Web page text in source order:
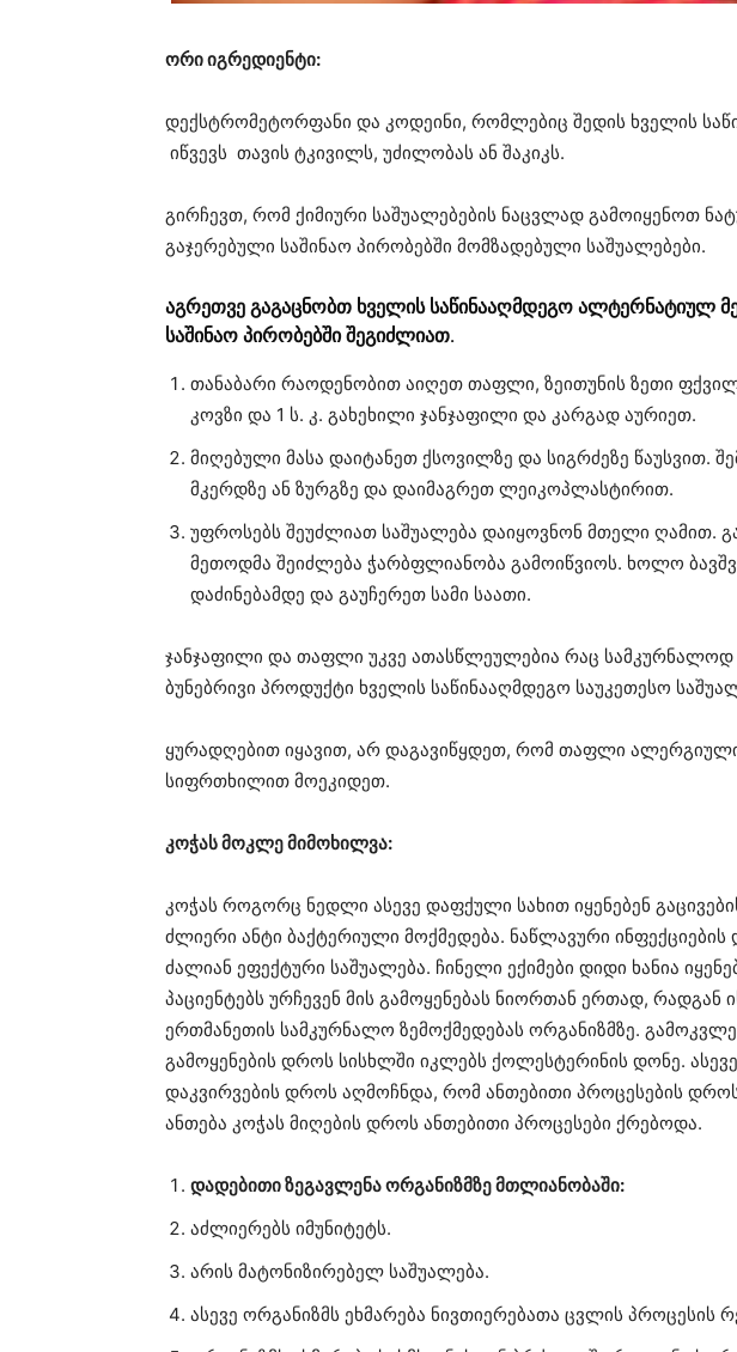
ორი იგრედიენტი:
დექსტრომეტორფანი და კოდეინი, რომლებიც შედის ხველის
იწვევს თავის ტკივილს, უძილობას ან შაკიკს.
გირჩევთ, რომ ქიმიური საშუალებების ნაცვლად გამოიყენოთ
გაჯერებული საშინაო პირობებში მომზადებული საშუალებები.
აგრეთვე გაგაცნობთ ხველის საწინააღმდეგო ალტერნატიულ
საშინაო პირობებში შეგიძლიათ.
თანაბარი რაოდენობით აიღეთ თაფლი, ზეითუნის ზეთი
კოვზი და 1 ს. კ. გახეხილი ჯანჯაფილი და კარგად აურიეთ.
მიღებული მასა დაიტანეთ ქსოვილზე და სიგრძეზე წაუსვით.
მკერდზე ან ზურგზე და დაიმაგრეთ ლეიკოპლასტირით.
უფროსებს შეუძლიათ საშუალება დაიყოვნონ მთელი ღამით.
მეთოდმა შეიძლება ჭარბფლიანობა გამოიწვიოს. ხოლო
დაძინებამდე და გაუჩერეთ სამი საათი.
ჯანჯაფილი და თაფლი უკვე ათასწლეულებია რაც სამკურნალოდ
ბუნებრივი პროდუქტი ხველის საწინააღმდეგო საუკეთესო
ყურადღებით იყავით, არ დაგავიწყდეთ, რომ თაფლი
სიფრთხილით მოეკიდეთ.
კოჭას მოკლე მიმოხილვა:
კოჭას როგორც ნედლი ასევე დაფქული სახით იყენებენ
ძლიერი ანტი ბაქტერიული მოქმედება. ნაწლავური
ძალიან ეფექტური საშუალება. ჩინელი ექიმები დიდი ხანია
პაციენტებს ურჩევენ მის გამოყენებას ნიორთან ერთად, რადგან
ერთმანეთის სამკურნალო ზემოქმედებას ორგანიზმზე.
გამოყენების დროს სისხლში იკლებს ქოლესტერინის დონე.
დაკვირვების დროს აღმოჩნდა, რომ ანთებითი პროცესების
ანთება კოჭას მიღების დროს ანთებითი პროცესები ქრებოდა.
დადებითი ზეგავლენა ორგანიზმზე მთლიანობაში:
აძლიერებს იმუნიტეტს.
არის მატონიზირებელ საშუალება.
ასევე ორგანიზმს ეხმარება ნივთიერებათა ცვლის პროცესის